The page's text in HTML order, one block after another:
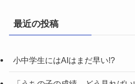
最近の投稿
小中学生にはAIはまだ早い!?